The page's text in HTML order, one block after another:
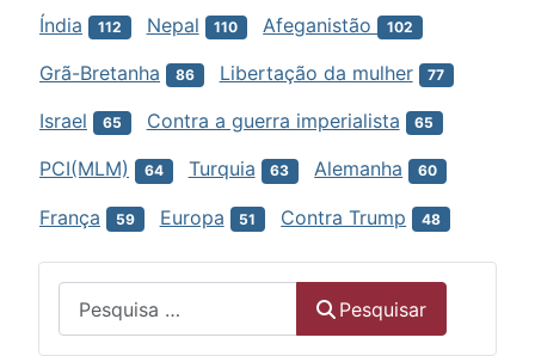
Índia 112 Nepal 110 Afeganistão 102
Grã-Bretanha 86 Libertação da mulher 77
Israel 65 Contra a guerra imperialista 65
PCI(MLM) 64 Turquia 63 Alemanha 60
França 59 Europa 51 Contra Trump 48
Pesquisar